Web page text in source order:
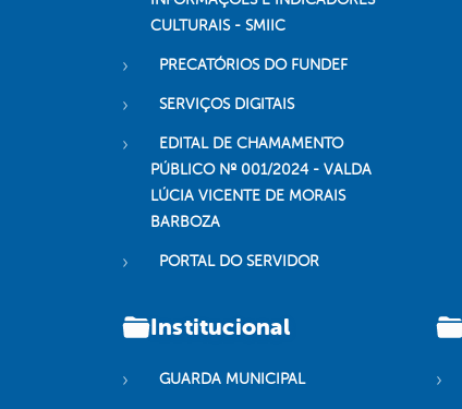
CULTURAIS - SMIIC
PRECATÓRIOS DO FUNDEF
SERVIÇOS DIGITAIS
EDITAL DE CHAMAMENTO
PÚBLICO Nº 001/2024 - VALDA
LÚCIA VICENTE DE MORAIS
BARBOZA
PORTAL DO SERVIDOR
Institucional
GUARDA MUNICIPAL